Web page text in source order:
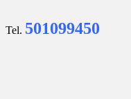
Tel. 501099450